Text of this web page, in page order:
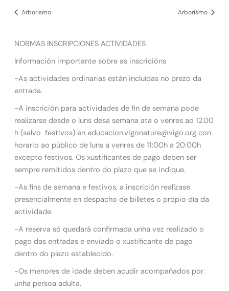
Arborismo Arborismo
NORMAS INSCRIPCIONES ACTIVIDADES
Información importante sobre as inscricións
-As actividades ordinarias están incluídas no prezo da
entrada.
-A inscrición para actividades de fin de semana pode
realizarse desde o luns desa semana ata o venres ao 12.00
h (salvo festivos) en educacion.vigonature@vigo.org con
horario ao público de luns a venres de 11:00h a 20:00h
excepto festivos. Os xustificantes de pago deben ser
sempre remitidos dentro do plazo que se indique.
-As fins de semana e festivos, a inscrición realízase
presencialmente en despacho de billetes o propio día da
actividade.
-A reserva só quedará confirmada unha vez realizado o
pago das entradas e enviado o xustificante de pago
dentro do plazo establecido.
-Os menores de idade deben acudir acompañados por
unha persoa adulta.